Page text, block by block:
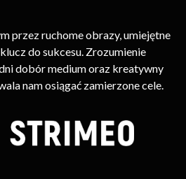
przez ruchome obrazy, umiejętne
do sukcesu. Zrozumienie
dobór medium oraz kreatywny
nam osiągać zamierzone cele.